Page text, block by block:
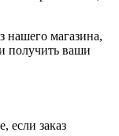
нашего магазина,
получить ваши
если заказ